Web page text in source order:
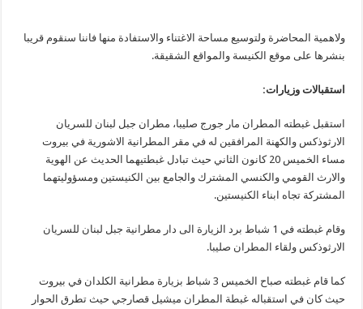
ولاهمية المحاضرة ولتوسيع مساحة الاغتناء والاستفادة منها فاننا سنقوم قريبا
بنشرها على موقع الكنيسة والمواقع الشقيقة.
استقبالات وزيارات:
استقبل غبطته المطران مار جورج صليبا، مطران جبل لبنان للسريان
الارثوذكس والكهنة المرافقين له في مقر المطرانية الاشورية في بيروت
مساء الخميس 20 كانون الثاني حيث تبادل غبطتيهما الحديث عن الهوية
والارث القومي والكنسي المشترك والجامع بين الكنيستين ومسؤوليتهما
المشتركة تجاه ابناء الكنيستين.
وقام غبطته في 1 شباط برد الزيارة الى دار مطرانية جبل لبنان للسريان
الارثوذكس ولقاء المطران صليبا.
كما قام غبطته صباح الخميس 3 شباط بزيارة مطرانية الكلدان في بيروت
حيث كان في استقباله غبطة المطران ميشيل قصارجي حيث تطرق الحوار